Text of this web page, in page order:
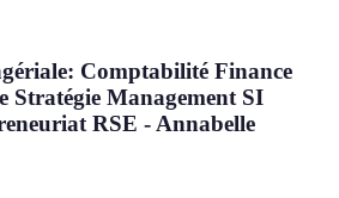
Comptabilité Finance
Management SI
RSE - Annabelle